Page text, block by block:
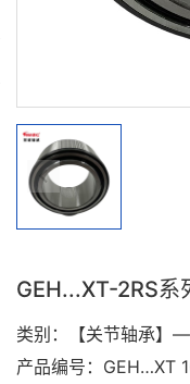
GEH...XT-2RS系
类别：【关节轴承】—
产品编号：GEH…XT